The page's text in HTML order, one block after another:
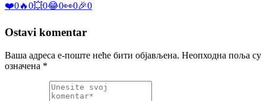
❤️0🔥0💥0😂0👀0🎉0
Ostavi komentar
Ваша адреса е-поште неће бити објављена. Неопходна поља су
означена *